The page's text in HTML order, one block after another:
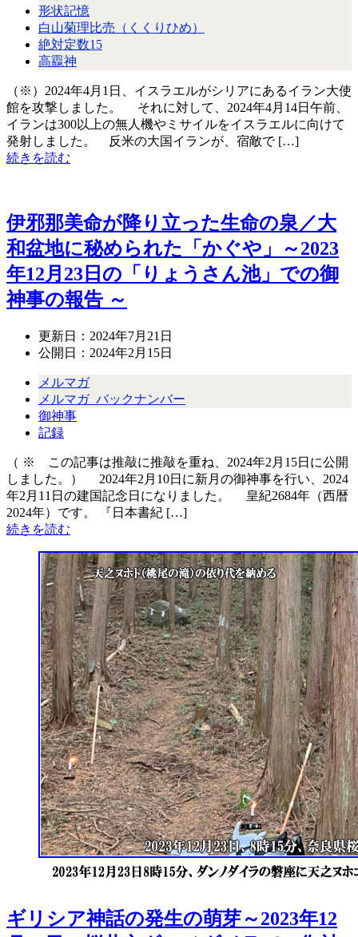
形状記憶
白山菊理比売（くくりひめ）
絶対定数15
高龗神
（※）2024年4月1日、イスラエルがシリアにあるイラン大使
館を攻撃しました。 それに対して、2024年4月14日午前、
イランは300以上の無人機やミサイルをイスラエルに向けて
発射しました。 反米の大国イランが、宿敵で […]
続きを読む
伊邪那美命が降り立った生命の泉／大
和盆地に秘められた「かぐや」～2023
年12月23日の「りょうさん池」での御
神事の報告 ～
更新日： 2024年7月21日
公開日： 2024年2月15日
メルマガ
メルマガ_バックナンバー
御神事
記録
（ ※ この記事は推敲に推敲を重ね、2024年2月15日に公開
しました。） 2024年2月10日に新月の御神事を行い、2024
年2月11日の建国記念日になりました。 皇紀2684年（西暦
2024年）です。 『日本書紀 […]
続きを読む
ギリシア神話の発生の萌芽～2023年12